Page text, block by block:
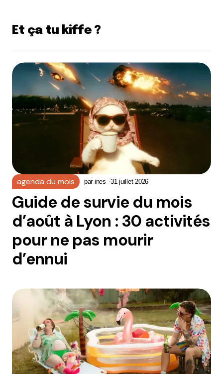
Et ça tu kiffe ?
agenda du mois par ines 31 juillet 2026
Guide de survie du mois
d’août à Lyon : 30 activités
pour ne pas mourir
d’ennui